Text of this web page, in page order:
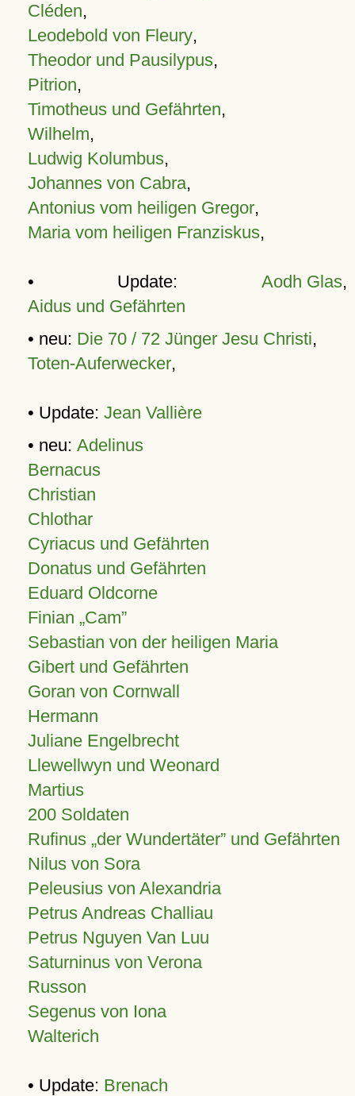
Cléden,
Leodebold von Fleury,
Theodor und Pausilypus,
Pitrion,
Timotheus und Gefährten,
Wilhelm,
Ludwig Kolumbus,
Johannes von Cabra,
Antonius vom heiligen Gregor,
Maria vom heiligen Franziskus,
• Update: Aodh Glas,
Aidus und Gefährten
• neu: Die 70 / 72 Jünger Jesu Christi,
Toten-Auferwecker,
• Update: Jean Vallière
• neu: Adelinus
Bernacus
Christian
Chlothar
Cyriacus und Gefährten
Donatus und Gefährten
Eduard Oldcorne
Finian Cam
Sebastian von der heiligen Maria
Gibert und Gefährten
Goran von Cornwall
Hermann
Juliane Engelbrecht
Llewellwyn und Weonard
Martius
200 Soldaten
Rufinus „der Wundertäter” und Gefährten
Nilus von Sora
Peleusius von Alexandria
Petrus Andreas Challiau
Petrus Nguyen Van Luu
Saturninus von Verona
Russon
Segenus von Iona
Walterich
• Update: Brenach